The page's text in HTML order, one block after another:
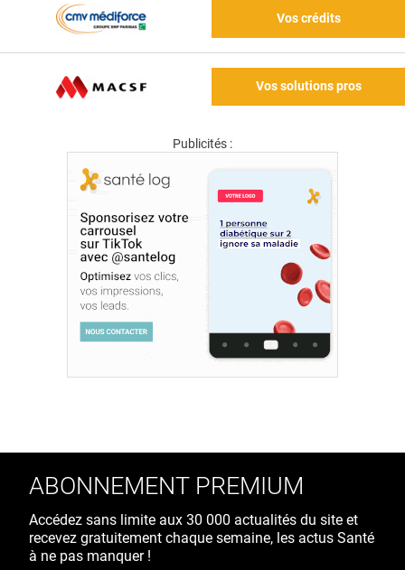
Vos crédits
Vos solutions pros
Publicités :
ABONNEMENT PREMIUM
Accédez sans limite aux 30 000 actualités du site et
recevez gratuitement chaque semaine, les actus Santé
à ne pas manquer !